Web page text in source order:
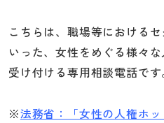
こちらは、職場等における
いった、女性をめぐる様々
受け付ける専用相談電話です
※法務省：「女性の人権ホッ